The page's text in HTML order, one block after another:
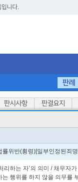
니다.
판례
판시사항 판결요지
위반(횡령)[일부인정된죄
리하는 자’의 의미 / 채무
행위를 하지 않을 의무를